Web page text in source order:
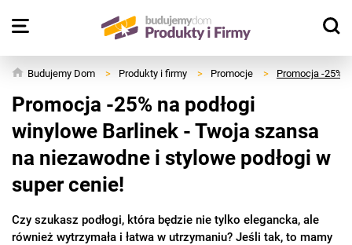
Budujemy Dom > Produkty i firmy > Promocje > Promocja -25%
Promocja -25% na podłogi
winylowe Barlinek - Twoja szansa
na niezawodne i stylowe podłogi w
super cenie!
Czy szukasz podłogi, która będzie nie tylko elegancka, ale
również wytrzymała i łatwa w utrzymaniu? Jeśli tak, to mamy